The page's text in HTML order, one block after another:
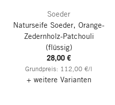
Soeder
Naturseife Soeder, Orange-
Zedernholz-Patchouli
(flüssig)
28,00 €
Grundpreis: 112,00 €/l
+ weitere Varianten